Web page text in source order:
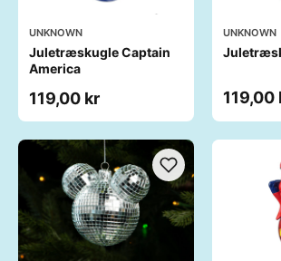
UNKNOWN
Juletræskugle Captain
America
119,00 kr
UNKNOWN
119,00